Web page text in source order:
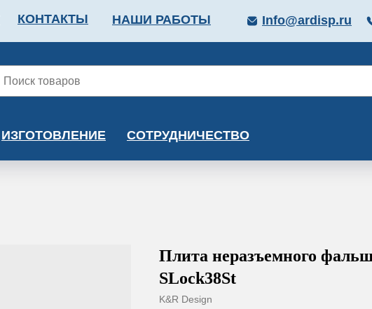
КОНТАКТЫ НАШИ РАБОТЫ Info@ardisp.ru
ИЗГОТОВЛЕНИЕ СОТРУДНИЧЕСТВО
Плита неразъемного
SLock38St
K&R Design